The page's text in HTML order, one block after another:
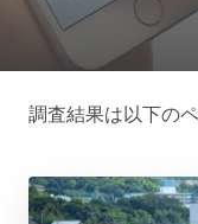
調査結果は以下の